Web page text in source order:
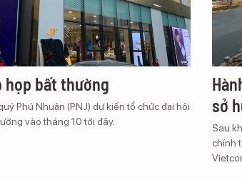
họp bất thường
Phú Nhuận (PNJ) dự kiến tổ chức đại hội
vào tháng 10 tới đây.
sở
Sau
chính